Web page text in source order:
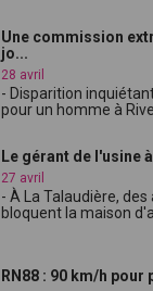
Une commission
jo...
28 avril
- Disparition
pour un homme à
Le gérant de l'usine
27 avril
- À La Talaudière,
bloquent la maison
RN88 : 90 km/h